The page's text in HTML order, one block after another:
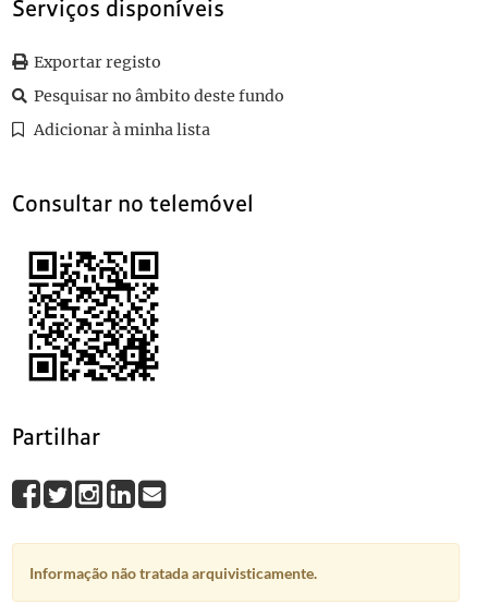
0041 Sem título 1911-10-04
0043 Sem título
0044
Sem título 1911-11-16
0102 Sem título 1893-01
Serviços disponíveis
Exportar registo
Pesquisar no âmbito deste fundo
Adicionar à minha lista
Consultar no telemóvel
Partilhar
Informação não tratada arquivisticamente.